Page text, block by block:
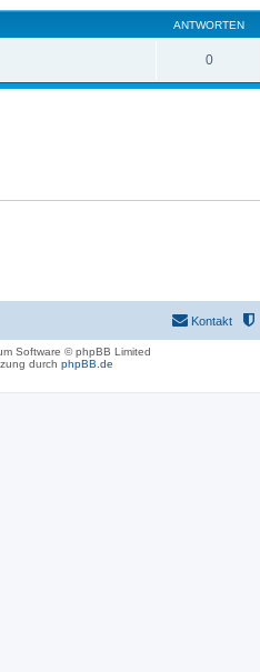
ANTWORTEN
0
Kontakt
Software © phpBB Limited
durch phpBB.de